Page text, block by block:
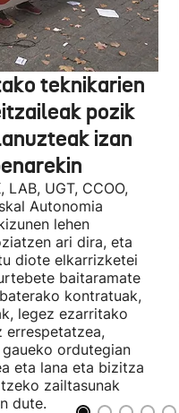
teknikarien
pozik
izan
LAB, UGT, CCOO,
Autonomia
lehen
ari dira, eta
diote elkarrizketei
baitaramate
kontratuak,
legez ezarritako
errespetatzea,
ordutegian
eta lana eta bizitza
zailtasunak
dute.